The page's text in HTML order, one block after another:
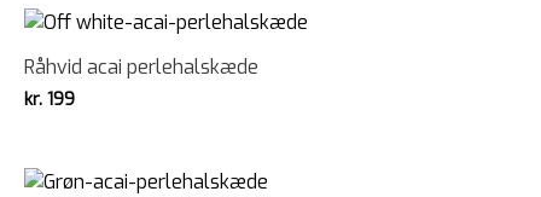
Råhvid acai perlehalskæde
kr. 199